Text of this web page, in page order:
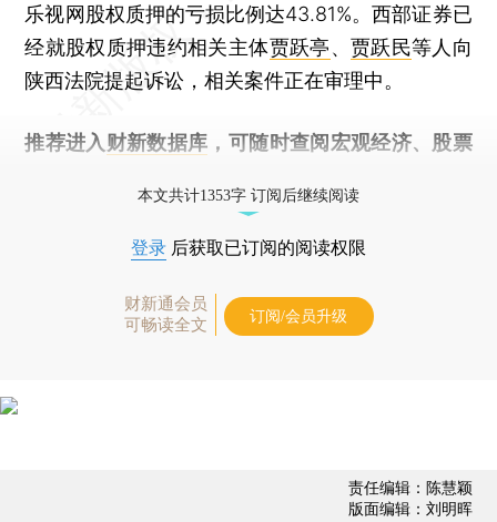
乐视网股权质押的亏损比例达43.81%。西部证券已
经就股权质押违约相关主体贾跃亭、 贾跃民等人向
陕西法院提起诉讼，相关案件正在审理中。
推荐进入 财新数据库 ，可随时查阅宏观经济、股票
本文共计1353字 订阅后继续阅读
登录 后获取已订阅的阅读权限
财新通会员
可畅读全文
订阅/会员升级
责任编辑：陈慧颖
版面编辑：刘明晖